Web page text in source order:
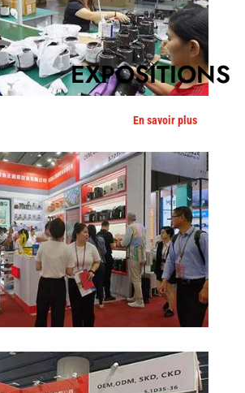
En savoir plus
EXPOSITIONS